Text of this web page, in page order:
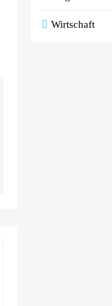
Wirtschaft